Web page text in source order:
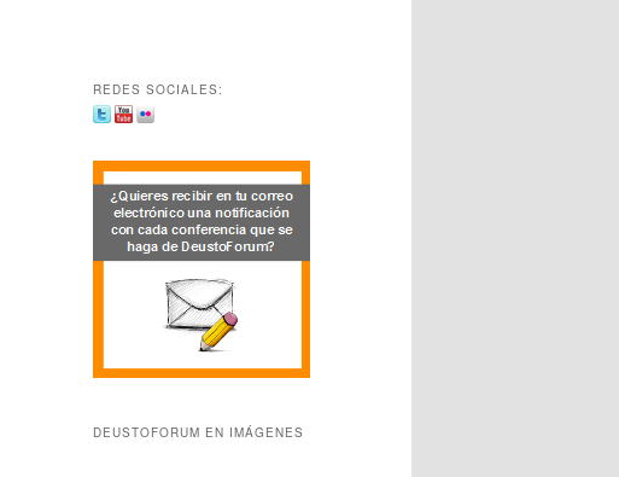
REDES SOCIALES:
DEUSTOFORUM EN IMÁGENES